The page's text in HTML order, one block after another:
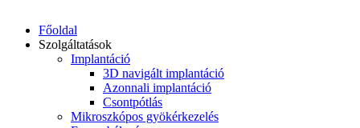
Főoldal
Szolgáltatások
Implantáció
3D navigált implantáció
Azonnali implantáció
Csontpótlás
Mikroszkópos gyökérkezelés